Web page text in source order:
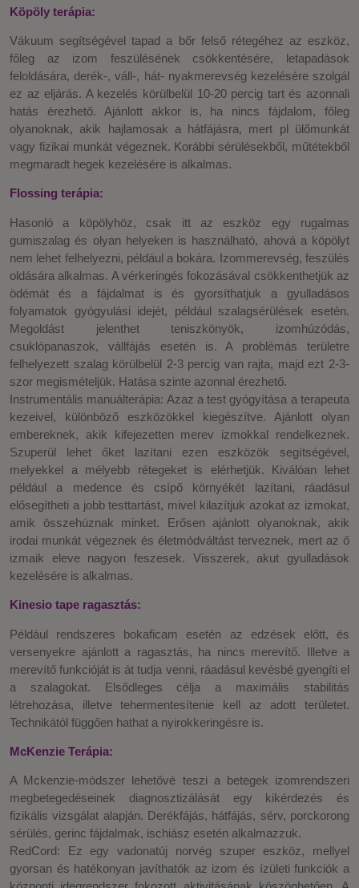
Köpöly terápia:
Vákuum segítségével tapad a bőr felső rétegéhez az eszköz,
főleg az izom feszülésének csökkentésére, letapadások
feloldására, derék-, váll-, hát- nyakmerevség kezelésére szolgál
ez az eljárás. A kezelés körülbelül 10-20 percig tart és azonnali
hatás érezhető. Ajánlott akkor is, ha nincs fájdalom, főleg
olyanoknak, akik hajlamosak a hátfájásra, mert pl ülőmunkát
vagy fizikai munkát végeznek. Korábbi sérülésekből, műtétekből
megmaradt hegek kezelésére is alkalmas.
Flossing terápia:
Hasonló a köpölyhöz, csak itt az eszköz egy rugalmas
gumiszalag és olyan helyeken is használható, ahová a köpölyt
nem lehet felhelyezni, például a bokára. Izommerevség, feszülés
oldására alkalmas. A vérkeringés fokozásával csökkenthetjük az
ödémát és a fájdalmat is és gyorsíthatjuk a gyulladásos
folyamatok gyógyulási idejét, például szalagsérülések esetén.
Megoldást jelenthet teniszkönyök, izomhúzódás,
csuklópanaszok, vállfájás esetén is. A problémás területre
felhelyezett szalag körülbelül 2-3 percig van rajta, majd ezt 2-3-
szor megismételjük. Hatása szinte azonnal érezhető.
Instrumentális manuálterápia: Azaz a test gyógyítása a terapeuta
kezeivel, különböző eszközökkel kiegészítve. Ajánlott olyan
embereknek, akik kifejezetten merev izmokkal rendelkeznek.
Szuperül lehet őket lazítani ezen eszközök segítségével,
melyekkel a mélyebb rétegeket is elérhetjük. Kiválóan lehet
például a medence és csípő környékét lazítani, ráadásul
elősegítheti a jobb testtartást, mivel kilazítjuk azokat az izmokat,
amik összehúznak minket. Erősen ajánlott olyanoknak, akik
irodai munkát végeznek és életmódváltást terveznek, mert az ő
izmaik eleve nagyon feszesek. Visszerek, akut gyulladások
kezelésére is alkalmas.
Kinesio tape ragasztás:
Például rendszeres bokaficam esetén az edzések előtt, és
versenyekre ajánlott a ragasztás, ha nincs merevítő. Illetve a
merevítő funkcióját is át tudja venni, ráadásul kevésbé gyengíti el
a szalagokat. Elsődleges célja a maximális stabilitás
létrehozása, illetve tehermentesítenie kell az adott területet.
Technikától függően hathat a nyirokkeringésre is.
McKenzie Terápia:
A Mckenzie-módszer lehetővé teszi a betegek izomrendszeri
megbetegedéseinek diagnosztizálását egy kikérdezés és
fizikális vizsgálat alapján. Derékfájás, hátfájás, sérv, porckorong
sérülés, gerinc fájdalmak, ischiász esetén alkalmazzuk.
RedCord: Ez egy vadonatúj norvég szuper eszköz, mellyel
gyorsan és hatékonyan javíthatók az izom és ízületi funkciók a